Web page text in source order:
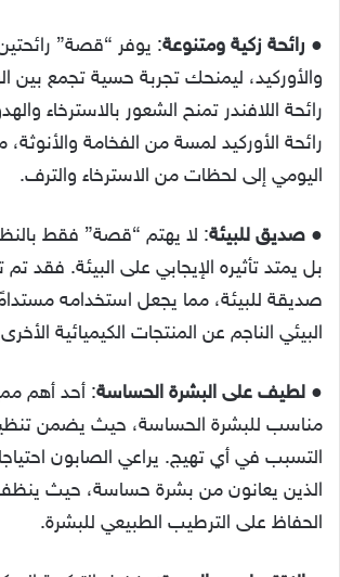
● رائحة زكية ومتنوعة: يوفر “قصة” رائحتين
والأوركيد، ليمنحك تجربة حسية تجمع بين
رائحة اللافندر تمنح الشعور بالاسترخاء
رائحة الأوركيد لمسة من الفخامة والأنوثة،
اليومي إلى لحظات من الاسترخاء والترف.
● صديق للبيئة: لا يهتم “قصة” فقط
بل يمتد تأثيره الإيجابي على البيئة. فقد
صديقة للبيئة، مما يجعل استخدامه
البيئي الناجم عن المنتجات الكيميائية
● لطيف على البشرة الحساسة: أحد أهم
مناسب للبشرة الحساسة، حيث يضمن
التسبب في أي تهيج. يراعي الصابون
الذين يعانون من بشرة حساسة، حيث
الحفاظ على الترطيب الطبيعي للبشرة.